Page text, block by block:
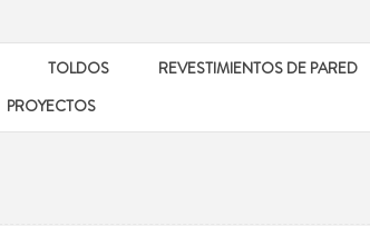
TOLDOS REVESTIMIENTOS DE PARED
PROYECTOS